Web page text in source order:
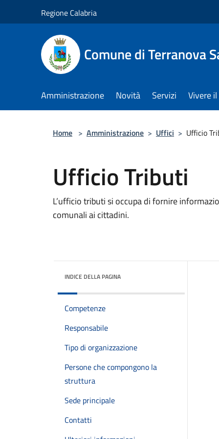
Regione Calabria
Comune di Terranova
Amministrazione Novità Servizi Vivere
Home > Amministrazione > Uffici > Ufficio
Ufficio Tributi
L’ufficio tributi si occupa di fornire
comunali ai cittadini.
INDICE DELLA PAGINA
Competenze
Responsabile
Tipo di organizzazione
Persone che compongono la
struttura
Sede principale
Contatti